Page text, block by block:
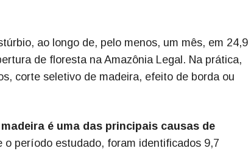
ao longo de, pelo menos, um mês, em 24,9
de floresta na Amazônia Legal. Na prática,
corte seletivo de madeira, efeito de borda ou
é uma das principais causas de
o período estudado, foram identificados 9,7